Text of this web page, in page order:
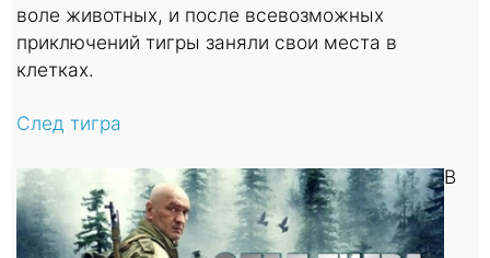
воле животных, и после всевозможных
приключений тигры заняли свои места в
клетках.
След тигра
В